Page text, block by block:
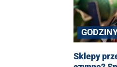
Sklepy